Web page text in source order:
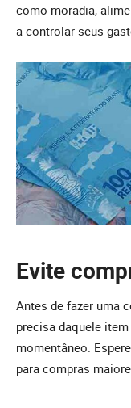
como moradia,
a controlar seus
Evite
Antes de fazer uma
precisa daquele
momentâneo.
para compras